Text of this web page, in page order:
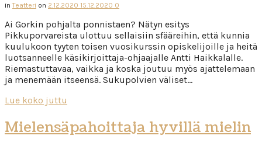
inTeatteri on 2.12.2020 15.12.2020 0
Ai Gorkin pohjalta ponnistaen? Nätyn esitys
Pikkuporvareista ulottuu sellaisiin sfääreihin, että kunnia
kuulukoon tyyten toisen vuosikurssin opiskelijoille ja heitä
luotsanneelle käsikirjoittaja-ohjaajalle Antti Haikkalalle.
Riemastuttavaa, vaikka ja koska joutuu myös ajattelemaan
ja menemään itseensä. Sukupolvien väliset…
Lue koko juttu
Mielensäpahoittaja hyvillä mielin